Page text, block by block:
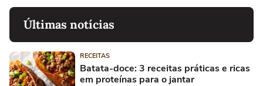
Últimas notícias
RECEITAS
Batata-doce: 3 receitas práticas e ricas
em proteínas para o jantar